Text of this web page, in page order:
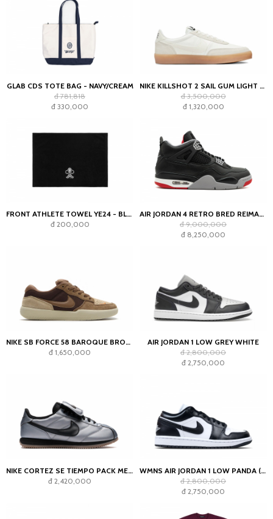
GLAB CDS TOTE BAG - NAVY/CREAM
đ 781,818
đ 330,000
NIKE KILLSHOT 2 SAIL GUM LIGHT OREWOOD BROWN (WOMEN'S)
đ 3,500,000
đ 1,320,000
FRONT ATHLETE TOWEL YE24 - BLACK
đ 200,000
AIR JORDAN 4 RETRO BRED REIMAGINED
đ 9,000,000
đ 8,250,000
NIKE SB FORCE 58 BAROQUE BROWN PARACHUTE BEIGE DESERT KHAKI MOSSWOOD BROWN
đ 1,650,000
AIR JORDAN 1 LOW GREY WHITE
đ 2,800,000
đ 2,750,000
NIKE CORTEZ SE TIEMPO PACK METALLIC COOL GREY
đ 2,420,000
WMNS AIR JORDAN 1 LOW PANDA (2023)
đ 2,800,000
đ 2,750,000